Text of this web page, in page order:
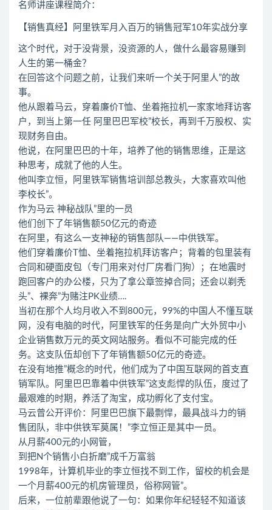
名师讲座课程简介：
【销售真经】阿里铁军月入百万的销售冠军10年实战分享
这个时代，对于没背景，没资源的人，做什么最容易赚到
人生的第一桶金？
在回答这个问题之前，让我们来听一个关于阿里人”的故
事。
他从跟着马云，穿着廉价T恤、坐着拖拉机一家家地拜访客
户，到当上第一任 阿里巴巴军校”校长，再到千万股权、实
现财务自由。
他说，在阿里巴巴的十年，培养了他的销售思维，正是这
种思考，成就了他的人生。
他叫李立恒，阿里铁军销售培训部总教头，大家喜欢叫他
李校长”。
作为马云 神秘战队”里的一员
他们创下了年销售额50亿元的奇迹
在阿里，有这么一支神秘的销售部队——中供铁军。
他们穿着廉价T恤、坐着拖拉机拜访客户；背着的包里装有
合同和硬面皮包（专门用来对付厂房看门狗）；在地震时
跑回客户的办公楼，只为了拿公章签掉合同；还会以剃秃
头”、裸奔”为赌注PK业绩….
当初在那个人均月收入不到800元，99%的中国人不懂互联
网，没有电脑的时代，阿里铁军的任务是向广大外贸中小
企业销售数万元的英文网站服务。看似不可能完成的任
务。这支队伍却创下了年销售额50亿元的奇迹。
在没有地推”概念的时代，他们成为了中国互联网的首支直
销军队。阿里巴巴靠着中供铁军”这支彪悍的队伍，度过了
最艰难的时期，养活了淘宝，成功孵化了支付宝。
马云曾公开评价：阿里巴巴旗下最剽悍，最具战斗力的销
售团队，非中供铁军莫属！”李立恒正是其中一员。
从月薪400元的小网管，
到把N个销售小白折磨”成千万富翁
1998年，计算机毕业的李立恒找不到工作，留校的机会是
一个月薪400元的机房管理员，俗称网管”。
后来，一位前辈跟他说了一句：如果你年纪轻轻不知道该